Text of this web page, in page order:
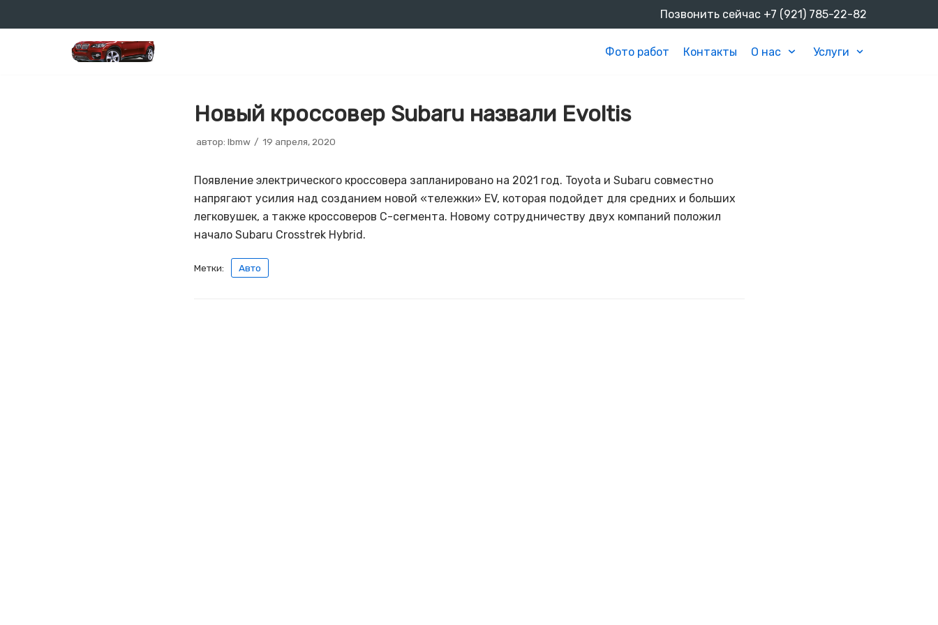
Позвонить сейчас +7 (921) 785-22-82
Фото работ Контакты О нас Услуги
Новый кроссовер Subaru назвали Evoltis
автор: lbmw 19 апреля, 2020
Появление электрического кроссовера запланировано на 2021 год. Toyota и Subaru совместно
напрягают усилия над созданием новой «тележки» EV, которая подойдет для средних и больших
легковушек, а также кроссоверов C-сегмента. Новому сотрудничеству двух компаний положил
начало Subaru Crosstrek Hybrid.
Метки: Авто